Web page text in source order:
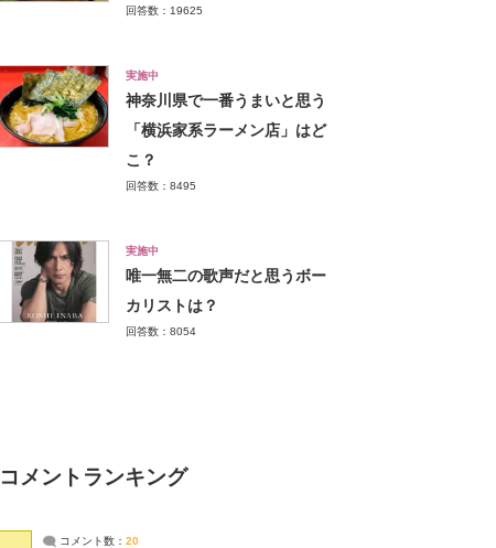
回答数：19625
実施中
神奈川県で一番うまいと思う
「横浜家系ラーメン店」はど
こ？
回答数：8495
実施中
唯一無二の歌声だと思うボー
カリストは？
回答数：8054
コメントランキング
コメント数： 20